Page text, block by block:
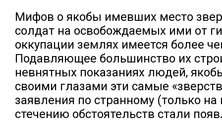
Мифов о якобы имевших место
солдат на освобождаемых ими от
оккупации землях имеется более
Подавляющее большинство их
невнятных показаниях людей,
своими глазами эти самые
заявления по странному (только
стечению обстоятельств стали